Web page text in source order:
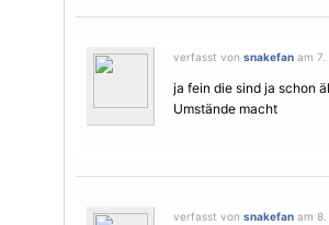
verfasst von snakefan am 7.
ja fein die sind ja schon
Umstände macht
verfasst von snakefan am